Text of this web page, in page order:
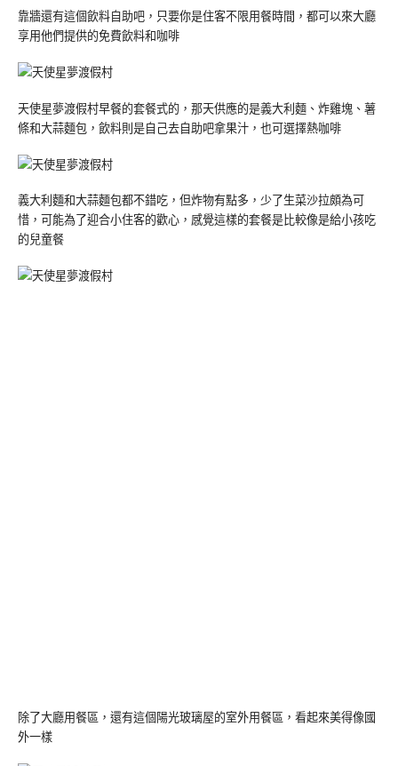
靠牆還有這個飲料自助吧，只要你是住客不限用餐時間，都可以來大廳
享用他們提供的免費飲料和咖啡
天使星夢渡假村早餐的套餐式的，那天供應的是義大利麵、炸雞塊、薯
條和大蒜麵包，飲料則是自己去自助吧拿果汁，也可選擇熱咖啡
義大利麵和大蒜麵包都不錯吃，但炸物有點多，少了生菜沙拉頗為可
惜，可能為了迎合小住客的歡心，感覺這樣的套餐是比較像是給小孩吃
的兒童餐
除了大廳用餐區，還有這個陽光玻璃屋的室外用餐區，看起來美得像國
外一樣